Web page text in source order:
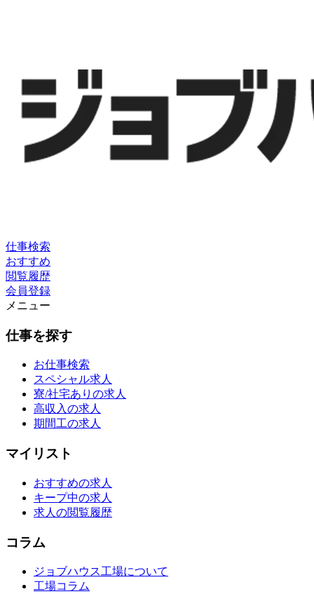
仕事検索
おすすめ
閲覧履歴
会員登録
メニュー
仕事を探す
お仕事検索
スペシャル求人
寮/社宅ありの求人
高収入の求人
期間工の求人
マイリスト
おすすめの求人
キープ中の求人
求人の閲覧履歴
コラム
ジョブハウス工場について
工場コラム